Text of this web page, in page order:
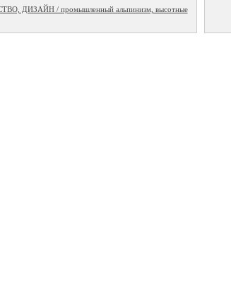
ДИЗАЙН / промышленный альпинизм, высотные